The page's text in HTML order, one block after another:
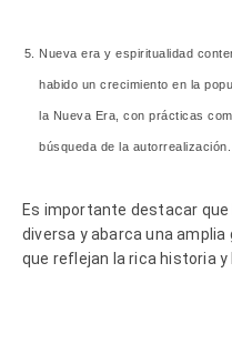
Nueva era y espiritualidad
habido un crecimiento en la
la Nueva Era, con prácticas
búsqueda de la autorrealización.
Es importante destacar
diversa y abarca una
que reflejan la rica historia